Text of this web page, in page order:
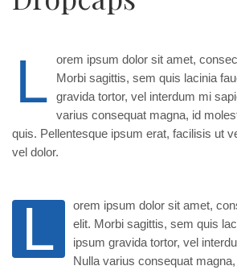
L
orem ipsum dolor sit amet,
Morbi sagittis, sem quis lacinia
gravida tortor, vel interdum mi
varius consequat magna, id
quis. Pellentesque ipsum erat, facilisis ut
vel dolor.
L
orem ipsum dolor sit amet,
elit. Morbi sagittis, sem quis
ipsum gravida tortor, vel
Nulla varius consequat